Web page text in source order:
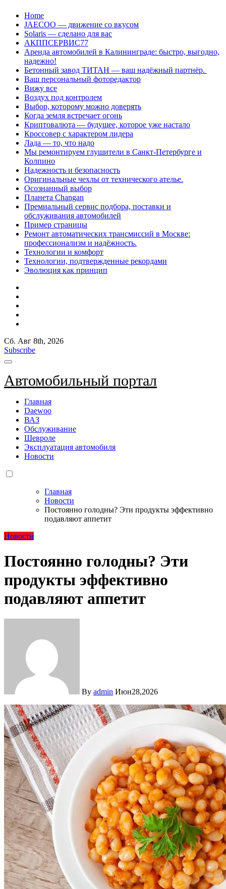
Перейти
содержанию
Home
JAECOO — движение со вкусом
Solaris — сделано для вас
АКППСЕРВИС77
Аренда автомобилей в Калининграде: быстро, выгодно,
надежно!
Бетонный завод ТИТАН — ваш надёжный партнёр.
Ваш персональный фоторедактор
Вижу все
Воздух под контролем
Выбор, которому можно доверять
Когда земля встречает огонь
Криптовалюта — будущее, которое уже настало
Кроссовер с характером лидера
Лада — то, что надо
Мы ремонтируем глушители в Санкт-Петербурге и
Колпино
Надежность и безопасность
Оригинальные чехлы от технического ателье.
Осознанный выбор
Планета Changan
Премиальный сервис подбора, поставки и
обслуживания автомобилей
Пример страницы
Ремонт автоматических трансмиссий в Москве:
профессионализм и надёжность.
Технологии и комфорт
Технологии, подтвержденные рекордами
Эволюция как принцип
Сб. Авг 8th, 2026
Subscribe
Автомобильный портал
Главная
Daewoo
ВАЗ
Обслуживание
Шевроле
Эксплуатация автомобиля
Новости
Главная
Новости
Постоянно голодны? Эти продукты эффективно
подавляют аппетит
Новости
Постоянно голодны? Эти
продукты эффективно
подавляют аппетит
By admin Июн28,2026